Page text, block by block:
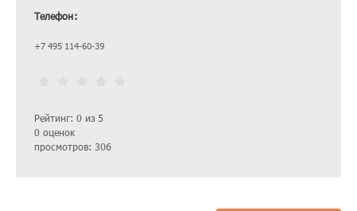
Рейтинг: 0 из 5
0 оценок
просмотров: 306
Телефон:
+7 495 114-60-39